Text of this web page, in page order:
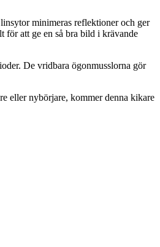
minimeras reflektioner och ger
för att ge en så bra bild i krävande
De vridbara ögonmusslorna gör
eller nybörjare, kommer denna kikare